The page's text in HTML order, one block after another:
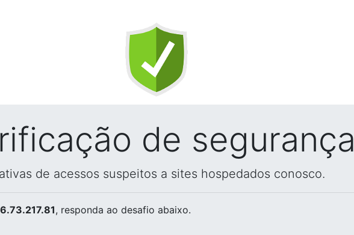
de segurança
de acessos suspeitos a sites hospedados conosco.
, responda ao desafio abaixo.